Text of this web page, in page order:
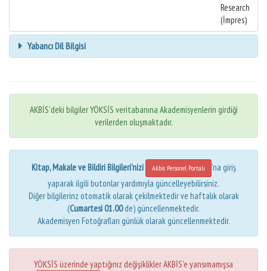
Research
(İmpres)
Yabancı Dil Bilgisi
AKBİS'deki bilgiler YÖKSİS veritabanına Akademisyenlerin girdiği
verilerden oluşmaktadır.
Kitap, Makale ve Bildiri Bilgileri'nizi Akbis Personel Portalı
'na giriş
yaparak ilgili butonlar yardımıyla güncelleyebilirsiniz.
Diğer bilgilerinz otomatik olarak çekilmektedir ve haftalık olarak
(Cumartesi 01.00de) güncellenmektedir.
Akademisyen Fotoğrafları günlük olarak güncellenmektedir.
YÖKSİS üzerinde yaptığınız değişiklikler AKBİS'e yansımamışsa